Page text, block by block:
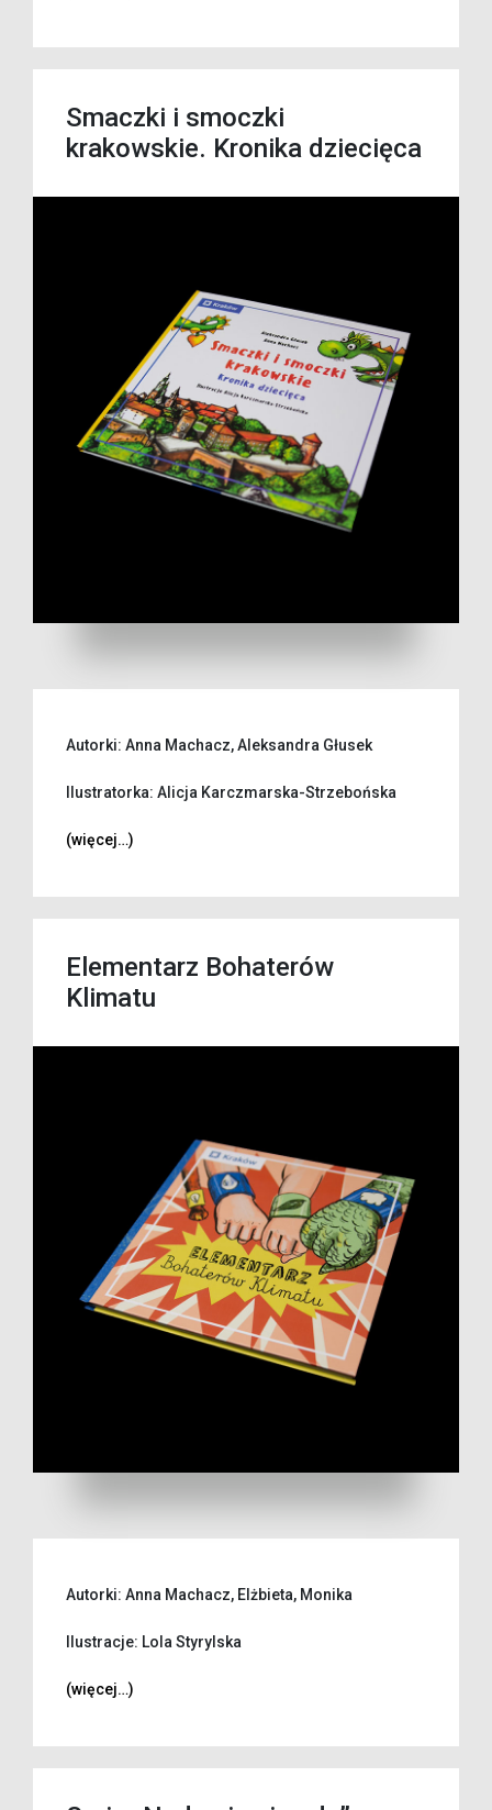
Smaczki i smoczki
krakowskie. Kronika dziecięca
Autorki: Anna Machacz, Aleksandra Głusek
Ilustratorka: Alicja Karczmarska-Strzebońska
(więcej…)
Elementarz Bohaterów
Klimatu
Autorki: Anna Machacz, Elżbieta, Monika
Ilustracje: Lola Styrylska
(więcej…)